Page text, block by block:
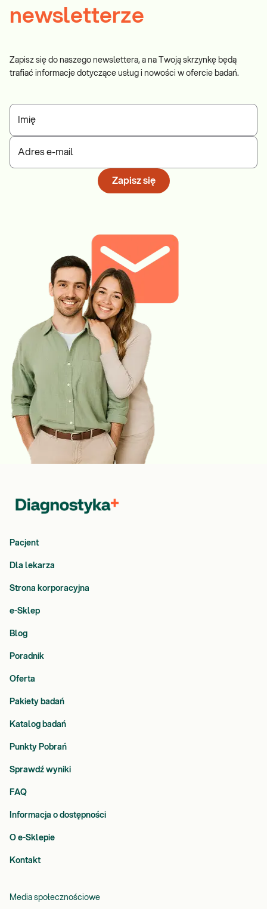
newsletterze
Zapisz się do naszego newslettera, a na Twoją skrzynkę będą
trafiać informacje dotyczące usług i nowości w ofercie badań.
Imię
Adres e-mail
Zapisz się
Pacjent
Dla lekarza
Strona korporacyjna
e-Sklep
Blog
Poradnik
Oferta
Pakiety badań
Katalog badań
Punkty Pobrań
Sprawdź wyniki
FAQ
Informacja o dostępności
O e-Sklepie
Kontakt
Media społecznościowe